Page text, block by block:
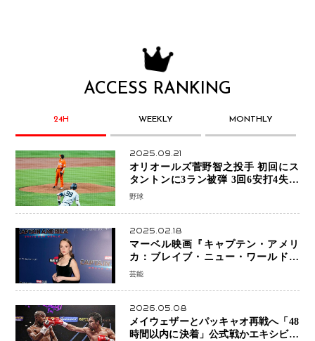
ACCESS RANKING
24H WEEKLY MONTHLY
2025.09.21
オリオールズ菅野智之投手 初回にス
タントンに3ラン被弾 3回6安打4失点
で降板
野球
2025.02.18
マーベル映画『キャプテン・アメリ
カ：ブレイブ・ニュー・ワールド』
新ブラック・ウィドウ役のシラ・ハー
芸能
2026.05.08
メイウェザーとパッキャオ再戦へ「48
時間以内に決着」公式戦かエキシビシ